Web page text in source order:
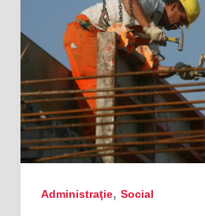
Administraţie, Social